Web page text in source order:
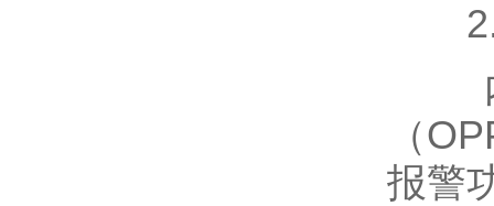
2.
内
（
报警